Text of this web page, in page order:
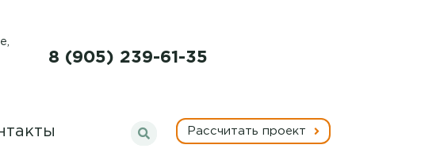
8 (905) 239-61-35
Рассчитать проект